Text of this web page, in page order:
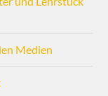
Medien